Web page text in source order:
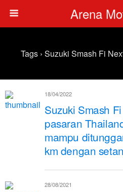
Arena
Tags › Suzuki Smash Fi
18/04/2022
Suzuki Smash
pasaran
mampu
km dengan
28/08/2021